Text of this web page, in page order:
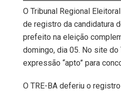
O Tribunal Regional
de registro da candidatura
prefeito na eleição
domingo, dia 05. No site do
expressão “apto” para
O TRE-BA deferiu o